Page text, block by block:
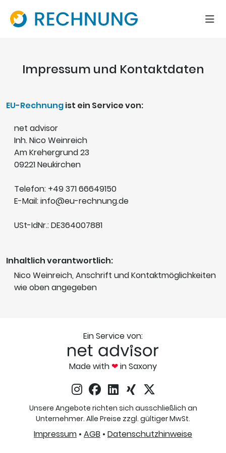
Impressum und Kontaktdaten
EU-Rechnungist ein Service von:
net advisor
Inh. Nico Weinreich
Am Krehergrund 23
09221 Neukirchen
Telefon: +49 371 66649150
E-Mail: info@eu-rechnung.de
USt-IdNr.: DE364007881
Inhaltlich verantwortlich:
Nico Weinreich, Anschrift und Kontaktmöglichkeiten
wie oben angegeben
Ein Service von:
Made with ❤in Saxony
Unsere Angebote richten sich ausschließlich an
Unternehmer. Alle Preise zzgl. gültiger MwSt.
Impressum • AGB • Datenschutzhinweise